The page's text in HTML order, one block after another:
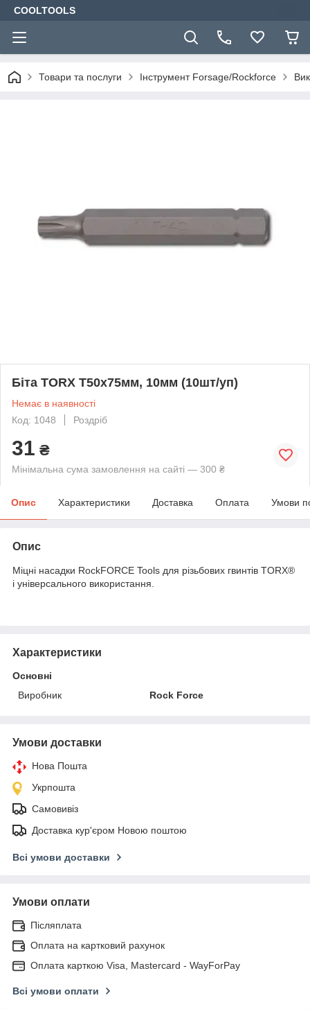
COOLTOOLS
Товари та послуги Інструмент Forsage/Rockforce
Біта TORX T50х75мм, 10мм (10шт/уп)
Немає в наявності
Код: 1048
Роздріб
31 ₴
Мінімальна сума замовлення на сайті — 300 ₴
Опис Характеристики Доставка Оплата Умови
Опис
Міцні насадки RockFORCE Tools для різьбових гвинтів TORX®
і універсального використання.
Характеристики
Основні
Виробник
Rock Force
Умови доставки
Нова Пошта
Укрпошта
Самовивіз
Доставка кур'єром Новою поштою
Всі умови доставки
Умови оплати
Післяплата
Оплата на картковий рахунок
Оплата карткою Visa, Mastercard - WayForPay
Всі умови оплати